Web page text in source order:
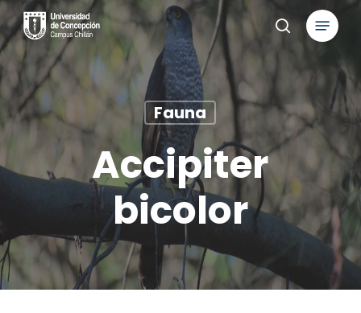
Skip
to
main
content
search
Menu
Fauna
Accipiter
bicolor